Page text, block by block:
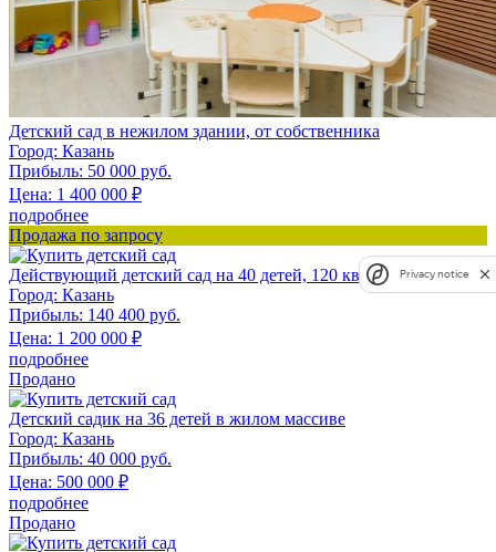
Детский сад в нежилом здании, от собственника
Город: Казань
Прибыль: 50 000 руб.
Цена: 1 400 000 ₽
подробнее
Продажа по запросу
Действующий детский сад на 40 детей, 120 кв.м.
Город: Казань
Прибыль: 140 400 руб.
Цена: 1 200 000 ₽
подробнее
Продано
Детский садик на 36 детей в жилом массиве
Город: Казань
Прибыль: 40 000 руб.
Цена: 500 000 ₽
подробнее
Продано
Privacy notice